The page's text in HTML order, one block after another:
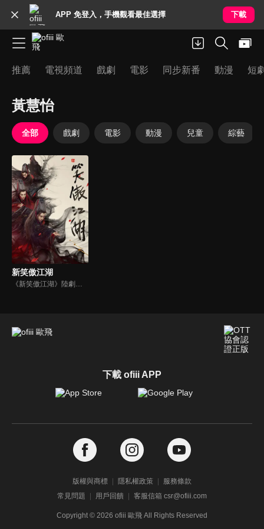
APP 免登入，手機觀看最佳選擇 下載
推薦 電視頻道 戲劇 電影 同步新番 動漫 短
黃慧怡
全部 戲劇 電影 動漫 兒童 綜藝
新笑傲江湖
《新笑傲江湖》陸劇線上看。該劇根據金庸同名武俠小說改編，講述華山派大弟子令狐衝（丁冠森），生性豁達不羈，卻因一身武學絕學而被逐出師門，在紛爭不斷的江湖中最終輾轉練成吸星大法和獨孤九劍，成為恆山派掌門的故事。
下載 ofiii APP
版權與商標 隱私權政策
服務條款
常見問題
用戶回饋 客服信箱 csr@ofiii.com
Copyright © 2026 ofiii 歐飛 All Rights Reserved